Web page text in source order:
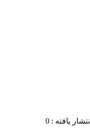
انتشار یافته : 0